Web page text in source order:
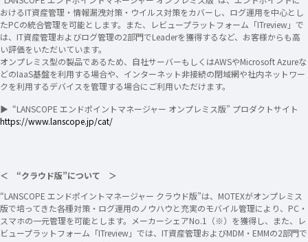
おけるIT資産管理・情報漏洩対策・ウイルス対策をカバーし、ログ運用を中心とし
たPCの統合管理を可能とします。また、レビュープラットフォーム「ITreview」で
は、IT資産管理およびログ管理の2部門でLeaderを獲得するなど、お客様からも高
い評価をいただいています。
オンプレミス型の製品であるため、自社サーバーもしくはAWSやMicrosoft Azureな
どのIaaS基盤を利用する場合や、インターネット非接続の閉域網や社内ネットワー
クを利用するデバイスを管理する場合にご利用いただけます。
▶ “LANSCOPE エンドポイントマネージャー オンプレミス版” プロダクトサイト
https://www.lanscope.jp/cat/
＜ “クラウド版”について ＞
“LANSCOPE エンドポイントマネージャー クラウド版”は、MOTEXがオンプレミス
版で培ってきた各種対策・ログ運用のノウハウと充実のモバイル管理により、PC・
スマホの一元管理を可能とします。メーカーシェアNo.1（※）を獲得し、また、レ
ビュープラットフォーム「ITreview」では、IT資産管理およびMDM・EMMの2部門で